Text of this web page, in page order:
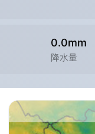
0.0mm
降水量